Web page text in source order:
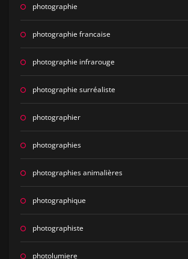
photographie
photographie francaise
photographie infrarouge
photographie surréaliste
photographier
photographies
photographies animalières
photographique
photographiste
photolumiere